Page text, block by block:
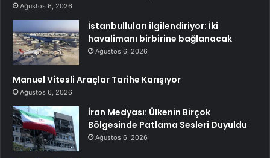
Ağustos 6, 2026
İstanbulluları ilgilendiriyor: İki
havalimanı birbirine bağlanacak
Ağustos 6, 2026
Manuel Vitesli Araçlar Tarihe Karışıyor
Ağustos 6, 2026
İran Medyası: Ülkenin Birçok
Bölgesinde Patlama Sesleri Duyuldu
Ağustos 6, 2026